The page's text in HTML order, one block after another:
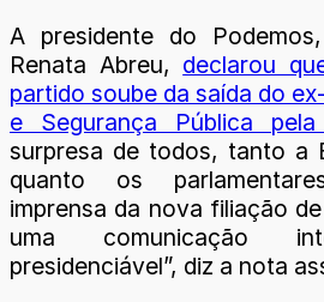
A presidente do
Renata Abreu, declarou
partido soube da saída do
e Segurança Pública pela
surpresa de todos, tanto a
quanto os
imprensa da nova filiação
uma comunicação
presidenciável”, diz a nota